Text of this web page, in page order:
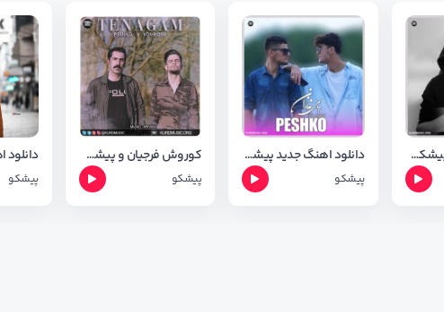
دانلود اهنگ رپ پیشکو به نام من + شعر اهنگ دانلود اهنگ جدید پیشکو و ادب به نام پی نه زان + شعر اهنگ
پیشکو
کوروش فرجیان و پیشکو اهنگ تی ناگه م
پیشکو پیشکو